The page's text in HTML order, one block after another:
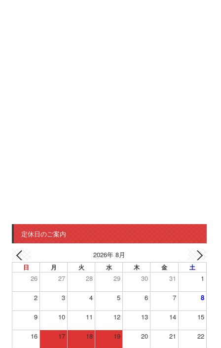
定休日のご案内
2026年 8月
日 月 火 水 木 金 土
26 27 28 29 30 31 1
2 3 4 5 6 7 8
9 10 11 12 13 14 15
16 17 18 19 20 21 22